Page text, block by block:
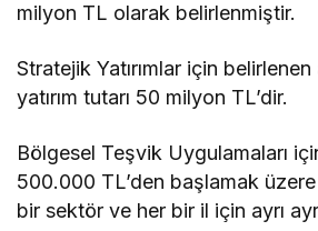
milyon TL olarak belirlenmiştir.
Stratejik Yatırımlar için
yatırım tutarı 50 milyon TL’dir.
Bölgesel Teşvik Uygulamaları
500.000 TL’den başlamak
bir sektör ve her bir il için ayrı